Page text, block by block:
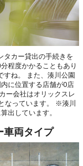
タカー貸出の手続きを
程度かかることもあり
すね。 また、湊川公園
に位置する店舗が0店
ー会社はオリックスレ
なっています。 ※湊川
出しています。
車両タイプ